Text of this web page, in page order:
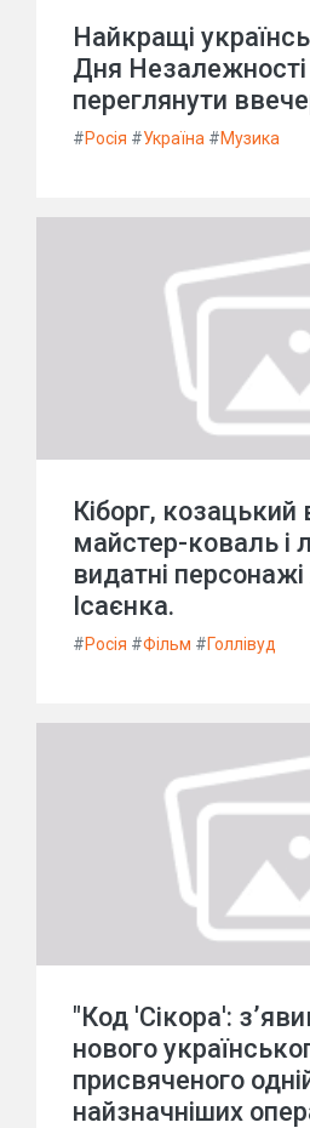
Найкращі
Дня
переглянути
#Росія #Україна #Музика
Кіборг, козацький
майстер-коваль і
видатні персонажі
Ісаєнка.
#Росія #Фільм #Голлівуд
"Код 'Сікора':
нового
присвяченого
найзначніших